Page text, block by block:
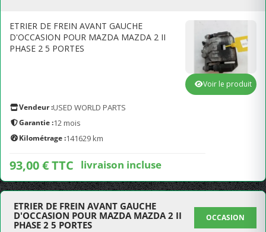
ETRIER DE FREIN AVANT GAUCHE
D'OCCASION POUR MAZDA MAZDA 2 II
PHASE 2 5 PORTES
Vendeur :USED WORLD PARTS
Garantie :12 mois
Kilométrage :141629 km
93,00 € TTC livraison incluse
Voir le produit
ETRIER DE FREIN AVANT GAUCHE
D'OCCASION POUR MAZDA MAZDA 2 II
PHASE 2 5 PORTES
OCCASION